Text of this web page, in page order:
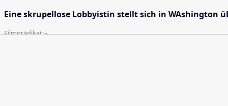
Eine skrupellose Lobbyistin stellt sich in WAshington
Filmprädikat:-